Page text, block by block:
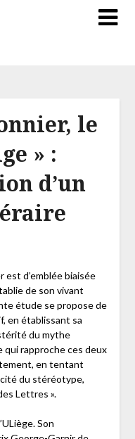
le
» :
d’un
d’emblée biaisée
de son vivant
étude se propose de
en établissant sa
du mythe
qui rapproche ces deux
en tentant
du stéréotype,
Lettres ».
Son